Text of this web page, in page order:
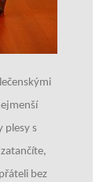
plesy s
bez